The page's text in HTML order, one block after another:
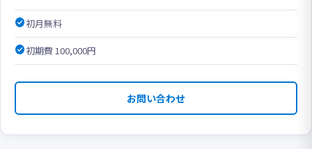
check_circle初月無料
check_circle初期費 100,000円
お問い合わせ